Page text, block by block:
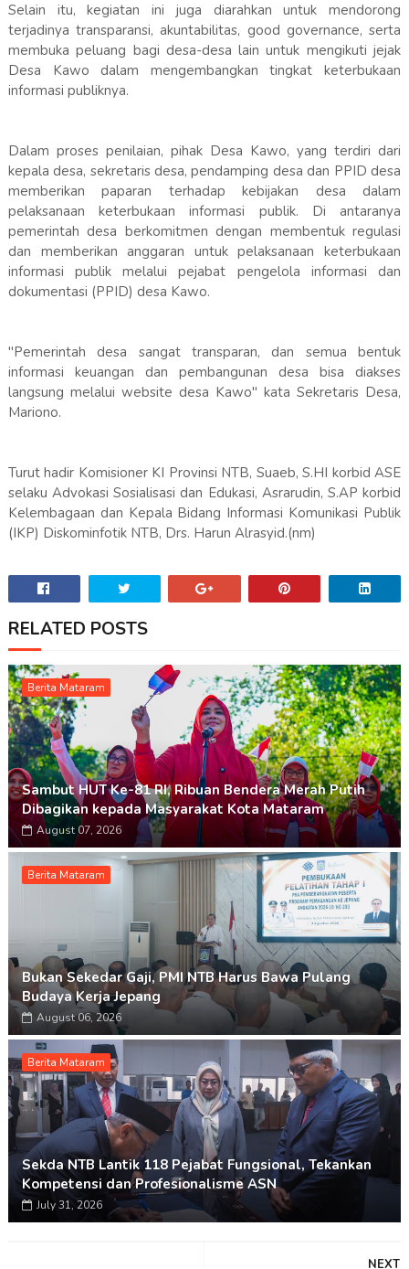
Selain itu, kegiatan ini juga diarahkan untuk mendorong
terjadinya transparansi, akuntabilitas, good governance, serta
membuka peluang bagi desa-desa lain untuk mengikuti jejak
Desa Kawo dalam mengembangkan tingkat keterbukaan
informasi publiknya.
Dalam proses penilaian, pihak Desa Kawo, yang terdiri dari
kepala desa, sekretaris desa, pendamping desa dan PPID desa
memberikan paparan terhadap kebijakan desa dalam
pelaksanaan keterbukaan informasi publik. Di antaranya
pemerintah desa berkomitmen dengan membentuk regulasi
dan memberikan anggaran untuk pelaksanaan keterbukaan
informasi publik melalui pejabat pengelola informasi dan
dokumentasi (PPID) desa Kawo.
"Pemerintah desa sangat transparan, dan semua bentuk
informasi keuangan dan pembangunan desa bisa diakses
langsung melalui website desa Kawo" kata Sekretaris Desa,
Mariono.
Turut hadir Komisioner KI Provinsi NTB, Suaeb, S.HI korbid ASE
selaku Advokasi Sosialisasi dan Edukasi, Asrarudin, S.AP korbid
Kelembagaan dan Kepala Bidang Informasi Komunikasi Publik
(IKP) Diskominfotik NTB, Drs. Harun Alrasyid.(nm)
RELATED POSTS
Berita Mataram
Sambut HUT Ke-81 RI, Ribuan Bendera Merah Putih
Dibagikan kepada Masyarakat Kota Mataram
August 07, 2026
Berita Mataram
Bukan Sekedar Gaji, PMI NTB Harus Bawa Pulang
Budaya Kerja Jepang
August 06, 2026
Berita Mataram
Sekda NTB Lantik 118 Pejabat Fungsional, Tekankan
Kompetensi dan Profesionalisme ASN
July 31, 2026
NEXT